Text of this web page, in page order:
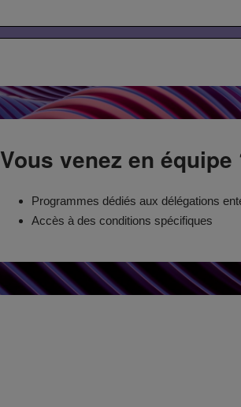
Vous venez en équipe
Programmes dédiés aux délégations
Accès à des conditions spécifiques